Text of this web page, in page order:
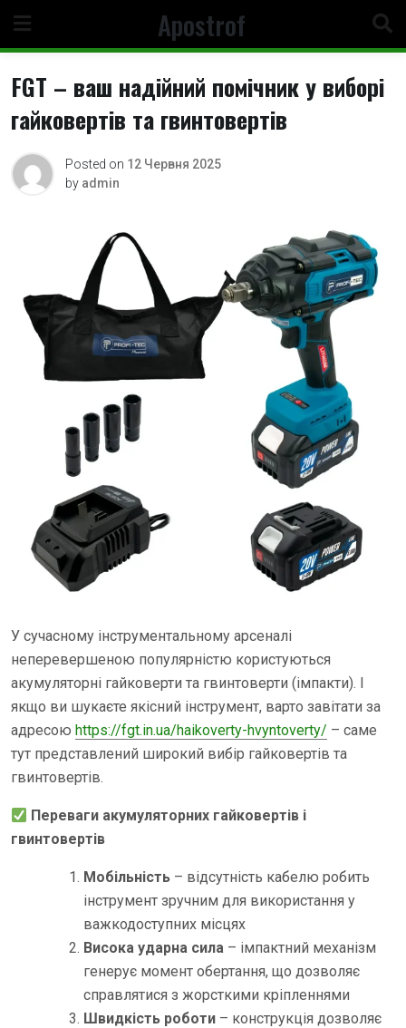
content
Apostrof
FGT – ваш надійний помічник у виборі
гайковертів та гвинтовертів
Posted on 12 Червня 2025
by admin
У сучасному інструментальному арсеналі
неперевершеною популярністю користуються
акумуляторні гайковерти та гвинтоверти (імпакти). І
якщо ви шукаєте якісний інструмент, варто завітати за
адресою https://fgt.in.ua/haikoverty-hvyntoverty/ – саме
тут представлений широкий вибір гайковертів та
гвинтовертів.
Переваги акумуляторних гайковертів і
гвинтовертів
Мобільність – відсутність кабелю робить
інструмент зручним для використання у
важкодоступних місцях
Висока ударна сила – імпактний механізм
генерує момент обертання, що дозволяє
справлятися з жорсткими кріпленнями
Швидкість роботи – конструкція дозволяє